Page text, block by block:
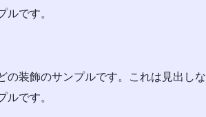
です。
の装飾のサンプルです。これは見出しな
です。